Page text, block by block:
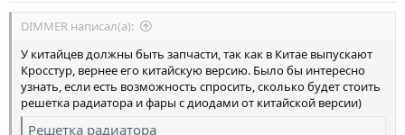
DIMMER написал(а):
У китайцев должны быть запчасти, так как в Китае выпускают
Кросстур, вернее его китайскую версию. Было бы интересно
узнать, если есть возможность спросить, сколько будет стоить
решетка радиатора и фары с диодами от китайской версии)
Решетка радиатора